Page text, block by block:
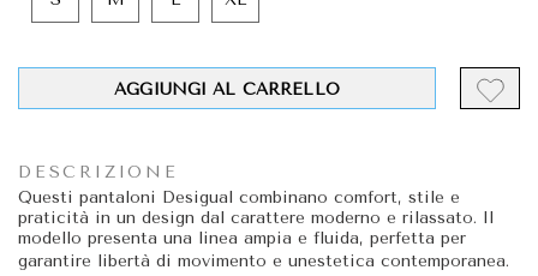
AGGIUNGI AL CARRELLO
DESCRIZIONE
Questi pantaloni Desigual combinano comfort, stile e
praticità in un design dal carattere moderno e rilassato. Il
modello presenta una linea ampia e fluida, perfetta per
garantire libertà di movimento e unestetica contemporanea.